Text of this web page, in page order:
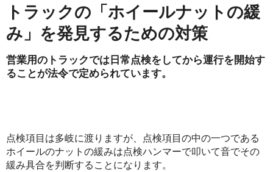
トラックの「ホイールナットの緩
み」を発見するための対策
営業用のトラックでは日常点検をしてから運行を開始す
ることが法令で定められています。
点検項目は多岐に渡りますが、点検項目の中の一つである
ホイールのナットの緩みは点検ハンマーで叩いて音でその
緩み具合を判断することになります。